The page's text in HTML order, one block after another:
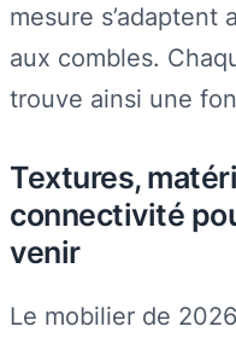
mesure s’adaptent
aux combles.
trouve ainsi une
Textures,
connectivité
venir
Le mobilier de